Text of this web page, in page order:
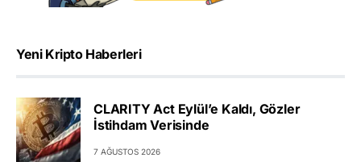
Yeni Kripto Haberleri
CLARITY Act Eylül’e Kaldı, Gözler
İstihdam Verisinde
7 AĞUSTOS 2026